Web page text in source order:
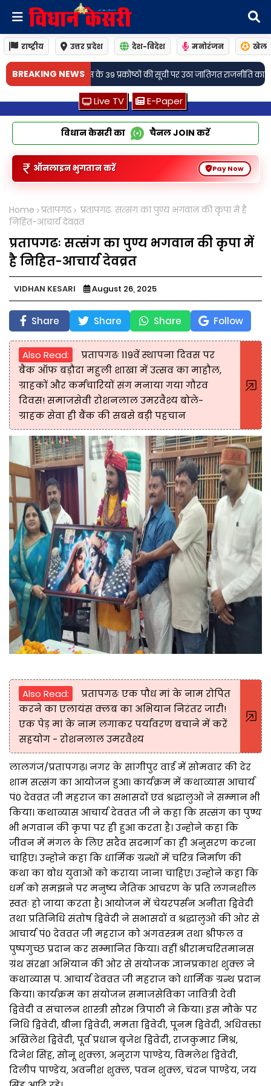
राष्ट्रीय उत्तर प्रदेश देश-विदेश मनोरंजन खेल
BREAKING NEWS
की सूची पर उठा जातिगत राजनीति का सवाल• अतिपिछड़ों को अलग प्रकोष्ठों में
Live TV E-Paper
विधान केसरी का चैनलJOIN करें
ऑनलाइन भुगतान करें Pay Now
Home प्रतापगढ
प्रतापगढः सत्संग का पुण्य भगवान की कृपा में है
निहित-आचार्य देवव्रत
प्रतापगढः सत्संग का पुण्य भगवान की कृपा में
है निहित-आचार्य देवव्रत
VIDHAN KESARI August 26, 2025
Share Share Share Follow
Also Read:
प्रतापगढः 119वें स्थापना दिवस पर
बैंक ऑफ बड़ौदा महुली शाखा में उत्सव का माहौल,
ग्राहकों और कर्मचारियों संग मनाया गया गौरव
दिवस! समाजसेवी रोशनलाल उमरवैश्य बोले-
ग्राहक सेवा ही बैंक की सबसे बड़ी पहचान
Also Read:
प्रतापगढः एक पौध मां के नाम रोपित
करने का एलायंस क्लब का अभियान निरंतर जारी!
एक पेड़ मां के नाम लगाकर पर्यावरण बचाने में करें
सहयोग - रोशनलाल उमरवैश्य
लालगंज/प्रतापगढ़। नगर के सांगीपुर वार्ड में सोमवार की देर
शाम सत्संग का आयोजन हुआ। कार्यक्रम में कथाव्यास आचार्य
पं0 देवव्रत जी महराज का सभासदों एवं श्रद्धालुओं ने सम्मान भी
किया। कथाव्यास आचार्य देवव्रत जी ने कहा कि सत्संग का पुण्य
भी भगवान की कृपा पर ही हुआ करता है। उन्होने कहा कि
जीवन में मंगल के लिए सदैव सदमार्ग का ही अनुसरण करना
चाहिए। उन्होने कहा कि धार्मिक ग्रन्थों में चरित्र निर्माण की
कथा का बोध युवाओं को कराया जाना चाहिए। उन्होने कहा कि
धर्म को समझने पर मनुष्य नैतिक आचरण के प्रति लगनशील
स्वतः हो जाया करता है। आयोजन में चेयरपर्सन अनीता द्विवेदी
तथा प्रतिनिधि संतोष द्विवेदी ने सभासदों व श्रद्धालुओं की ओर से
आचार्य पं0 देवव्रत जी महराज को अंगवस्त्रम तथा श्रीफल व
पुष्पगुच्छ प्रदान कर सम्मानित किया। वहीं श्रीरामचरितमानस
ग्रंथ संरक्षा अभियान की ओर से संयोजक ज्ञानप्रकाश शुक्ल ने
कथाव्यास पं. आचार्य देवव्रत जी महराज को धार्मिक ग्रन्थ प्रदान
किया। कार्यक्रम का संयोजन समाजसेविका जावित्री देवी
द्विवेदी व संचालन शास्त्री सौरभ त्रिपाठी ने किया। इस मौके पर
निधि द्विवेदी, बीना द्विवेदी, ममता द्विवेदी, पूनम द्विवेदी, अधिवक्ता
अखिलेश द्विवेदी, पूर्व प्रधान बृजेश द्विवेदी, राजकुमार मिश्र,
दिनेश सिंह, सोनू शुक्ला, अनुराग पाण्डेय, विमलेश द्विवेदी,
दिलीप पाण्डेय, अवनीश शुक्ल, पवन शुक्ल, चंदन पाण्डेय, जय